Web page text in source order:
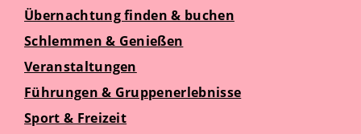
Übernachtung finden & buchen
Schlemmen & Genießen
Veranstaltungen
Führungen & Gruppenerlebnisse
Sport & Freizeit